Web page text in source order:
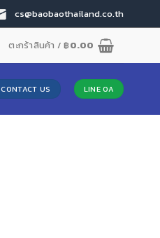
cs@baobaothailand.co.th
ตะกร้าสินค้า /฿0.00
CONTACT US LINE OA